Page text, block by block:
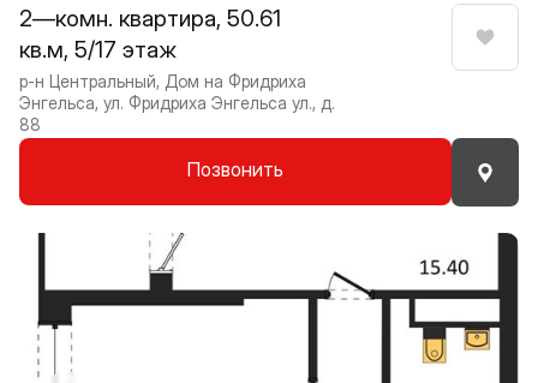
2—комн. квартира, 50.61
кв.м, 5/17 этаж
р-н Центральный, Дом на Фридриха
Энгельса, ул. Фридриха Энгельса ул., д.
88
Позвонить